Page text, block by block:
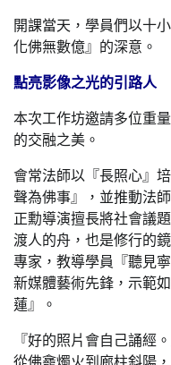
開課當天，學員們以十
化佛無數億』的深意。
點亮影像之光的引路人
本次工作坊邀請多位重
的交融之美。
會常法師以『長照心』
聲為佛事』，並推動法
正勳導演擅長將社會議
渡人的舟，也是修行的
專家，教導學員『聽見
新媒體藝術先鋒，示範
蓮』。
『好的照片會自己誦經